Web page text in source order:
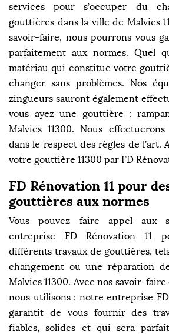
services pour s’occuper du
gouttières dans la ville de Malvies
savoir-faire, nous pourrons vous
parfaitement aux normes. Quel
matériau qui constitue votre
changer sans problèmes. Nos
zingueurs sauront également
vous ayez une gouttière :
Malvies 11300. Nous
dans le respect des règles de l’art.
votre gouttière 11300 par FD
FD Rénovation 11 pour
gouttières aux normes
Vous pouvez faire appel aux
entreprise FD Rénovation 11
différents travaux de gouttières,
changement ou une réparation
Malvies 11300. Avec nos savoir-
nous utilisons ; notre entreprise FD
garantit de vous fournir des
fiables, solides et qui sera